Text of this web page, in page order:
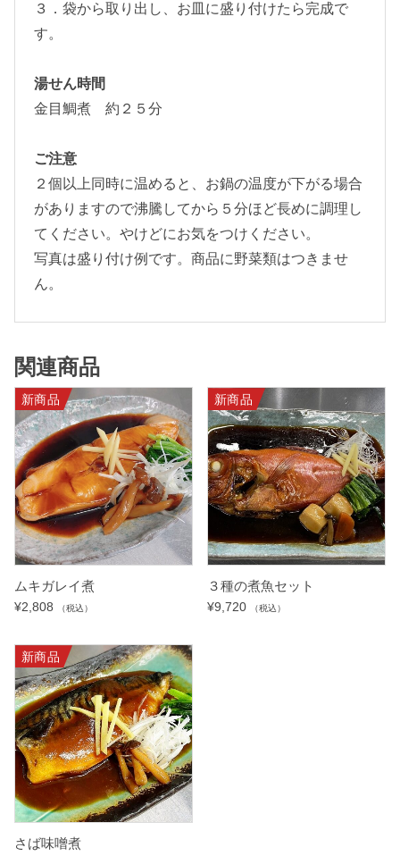
３．袋から取り出し、お皿に盛り付けたら完成で
す。
湯せん時間
金目鯛煮 約２５分
ご注意
２個以上同時に温めると、お鍋の温度が下がる場合
がありますので沸騰してから５分ほど長めに調理し
てください。やけどにお気をつけください。
写真は盛り付け例です。商品に野菜類はつきませ
ん。
関連商品
新商品
ムキガレイ煮
¥2,808 （税込）
新商品
３種の煮魚セット
¥9,720 （税込）
新商品
さば味噌煮